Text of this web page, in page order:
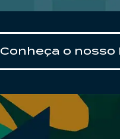
Conheça o nosso